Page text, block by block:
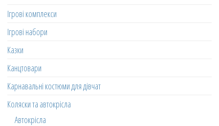
Ігрові комплекси
Ігрові набори
Казки
Канцтовари
Карнавальні костюми для дівчат
Коляски та автокрісла
Автокрісла